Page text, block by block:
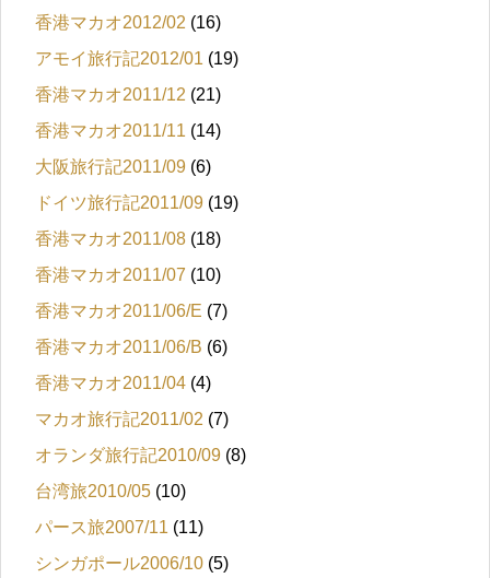
香港マカオ2012/02 (16)
アモイ旅行記2012/01 (19)
香港マカオ2011/12 (21)
香港マカオ2011/11 (14)
大阪旅行記2011/09 (6)
ドイツ旅行記2011/09 (19)
香港マカオ2011/08 (18)
香港マカオ2011/07 (10)
香港マカオ2011/06/E (7)
香港マカオ2011/06/B (6)
香港マカオ2011/04 (4)
マカオ旅行記2011/02 (7)
オランダ旅行記2010/09 (8)
台湾旅2010/05 (10)
パース旅2007/11 (11)
シンガポール2006/10 (5)